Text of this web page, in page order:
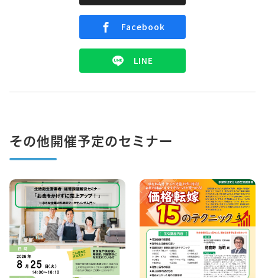
Facebook
LINE
その他開催予定のセミナー